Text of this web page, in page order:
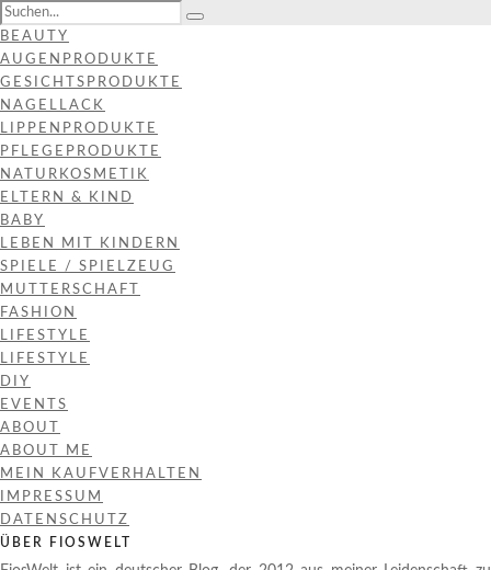
BEAUTY
AUGENPRODUKTE
GESICHTSPRODUKTE
NAGELLACK
LIPPENPRODUKTE
PFLEGEPRODUKTE
NATURKOSMETIK
ELTERN & KIND
BABY
LEBEN MIT KINDERN
SPIELE / SPIELZEUG
MUTTERSCHAFT
FASHION
LIFESTYLE
LIFESTYLE
DIY
EVENTS
ABOUT
ABOUT ME
MEIN KAUFVERHALTEN
IMPRESSUM
DATENSCHUTZ
ÜBER FIOSWELT